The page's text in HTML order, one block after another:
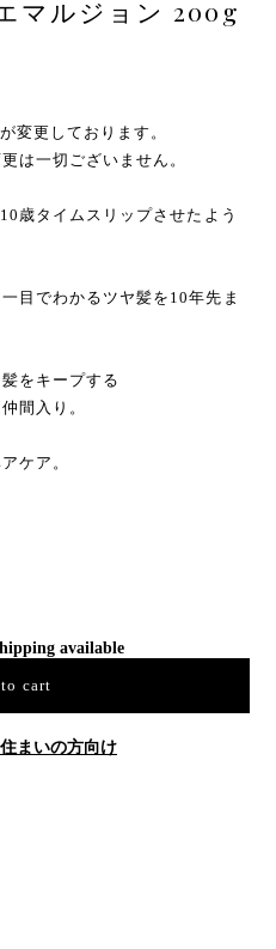
マルジョン 200g
変更しております。
は一切ございません。
歳タイムスリップさせたよう
目でわかるツヤ髪を10年先ま
をキープする
間入り。
ケア。
available
cart
まいの方向け